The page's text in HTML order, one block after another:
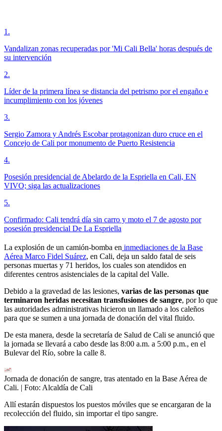
1 .
Vandalizan zonas recuperadas por 'Mi Cali Bella' horas después de
su intervención
2.
Líder de la primera línea se distancia del petrismo por el engaño e
incumplimiento con los jóvenes
3.
Sergio Zamora y Andrés Escobar protagonizan duro cruce en el
Concejo de Cali por monumento de Puerto Resistencia
4.
Posesión presidencial de Abelardo de la Espriella en Cali, EN
VIVO; siga las actualizaciones
5.
Confirmado: Cali tendrá día sin carro y moto el 7 de agosto por
posesión presidencial De La Espriella
La explosión de un camión-bomba en inmediaciones de la Base
Aérea Marco Fidel Suárez, en Cali, deja un saldo fatal de seis
personas muertas y 71 heridos, los cuales son atendidos en
diferentes centros asistenciales de la capital del Valle.
Debido a la gravedad de las lesiones, varias de las personas que
terminaron heridas necesitan transfusiones de sangre, por lo que
las autoridades administrativas hicieron un llamado a los caleños
para que se sumen a una jornada de donación del vital fluido.
De esta manera, desde la secretaría de Salud de Cali se anunció que
la jornada se llevará a cabo desde las 8:00 a.m. a 5:00 p.m., en el
Bulevar del Río, sobre la calle 8.
Jornada de donación de sangre, tras atentado en la Base Aérea de
Cali. | Foto: Alcaldía de Cali
Allí estarán dispuestos los puestos móviles que se encargaran de la
recolección del fluido, sin importar el tipo sangre.